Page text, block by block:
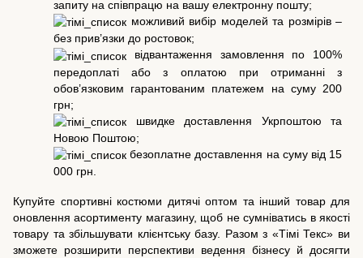
запиту на співпрацю на вашу електронну пошту;
можливий вибір моделей та розмірів –
без прив’язки до ростовок;
відвантаження замовлення по 100%
передоплаті або з оплатою при отриманні з
обов’язковим гарантованим платежем на суму 200
грн;
швидке доставлення Укрпоштою та
Новою Поштою;
безоплатне доставлення на суму від 15
000 грн.
Купуйте спортивні костюми дитячі оптом та інший товар для
оновлення асортименту магазину, щоб не сумніватись в якості
товару та збільшувати клієнтську базу. Разом з «Тімі Текс» ви
зможете розширити перспективи ведення бізнесу й досягти